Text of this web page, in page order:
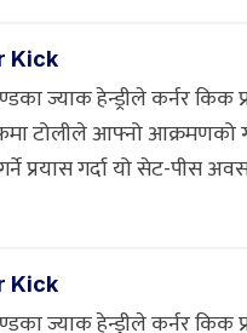
Kick
ज्याक हेन्ड्रीले कर्नर किक
टोलीले आफ्नो आक्रमणको
प्रयास गर्दा यो सेट-पीस
Kick
ज्याक हेन्ड्रीले कर्नर किक